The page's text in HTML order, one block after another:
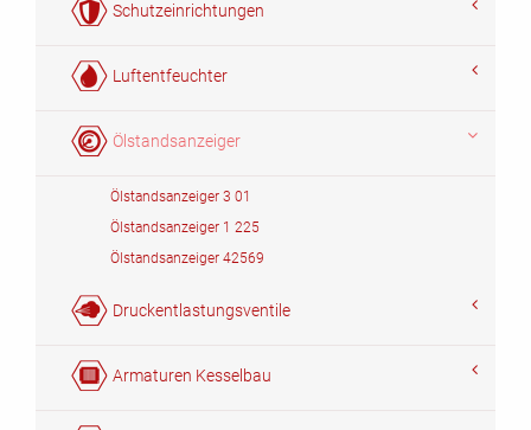
Schutzeinrichtungen
Luftentfeuchter
Ölstandsanzeiger
Ölstandsanzeiger 3 01
Ölstandsanzeiger 1 225
Ölstandsanzeiger 42569
Druckentlastungsventile
Armaturen Kesselbau